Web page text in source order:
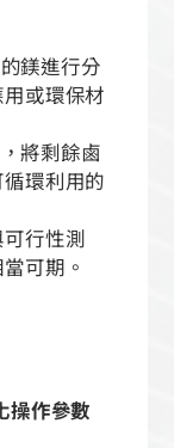
益。
鎂進行分
或環保材
將剩餘鹵
環利用的
統。
行性測
可期。
操作參數